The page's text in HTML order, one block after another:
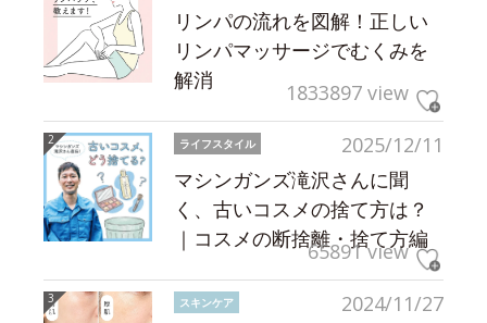
リンパの流れを図解！正しい
リンパマッサージでむくみを
解消
1833897 view
2025/12/11
ライフスタイル
マシンガンズ滝沢さんに聞
く、古いコスメの捨て方は？
｜コスメの断捨離・捨て方編
65891 view
2024/11/27
スキンケア